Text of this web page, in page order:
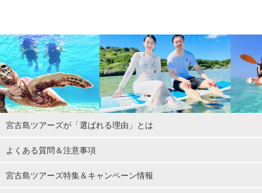
宮古島ツアーズが「選ばれる理由」とは
よくある質問＆注意事項
宮古島ツアーズ特集＆キャンペーン情報